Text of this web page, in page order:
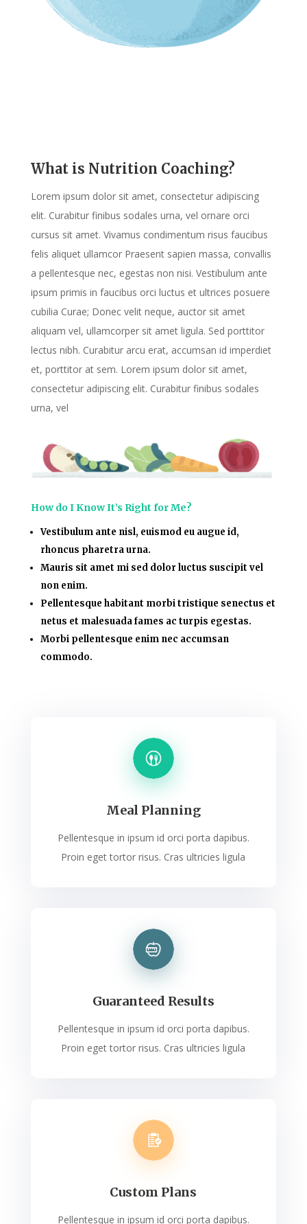
What is Nutrition Coaching?
Lorem ipsum dolor sit amet, consectetur adipiscing
elit. Curabitur finibus sodales urna, vel ornare orci
cursus sit amet. Vivamus condimentum risus faucibus
felis aliquet ullamcor Praesent sapien massa, convallis
a pellentesque nec, egestas non nisi. Vestibulum ante
ipsum primis in faucibus orci luctus et ultrices posuere
cubilia Curae; Donec velit neque, auctor sit amet
aliquam vel, ullamcorper sit amet ligula. Sed porttitor
lectus nibh. Curabitur arcu erat, accumsan id imperdiet
et, porttitor at sem. Lorem ipsum dolor sit amet,
consectetur adipiscing elit. Curabitur finibus sodales
urna, vel
How do I Know It’s Right for Me?
Vestibulum ante nisl, euismod eu augue id,
rhoncus pharetra urna.
Mauris sit amet mi sed dolor luctus suscipit vel
non enim.
Pellentesque habitant morbi tristique senectus et
netus et malesuada fames ac turpis egestas.
Morbi pellentesque enim nec accumsan
commodo.
Meal Planning
Pellentesque in ipsum id orci porta dapibus.
Proin eget tortor risus. Cras ultricies ligula
Guaranteed Results
Pellentesque in ipsum id orci porta dapibus.
Proin eget tortor risus. Cras ultricies ligula
Custom Plans
Pellentesque in ipsum id orci porta dapibus.